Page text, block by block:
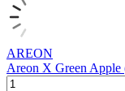
AREON
Areon X Green Apple